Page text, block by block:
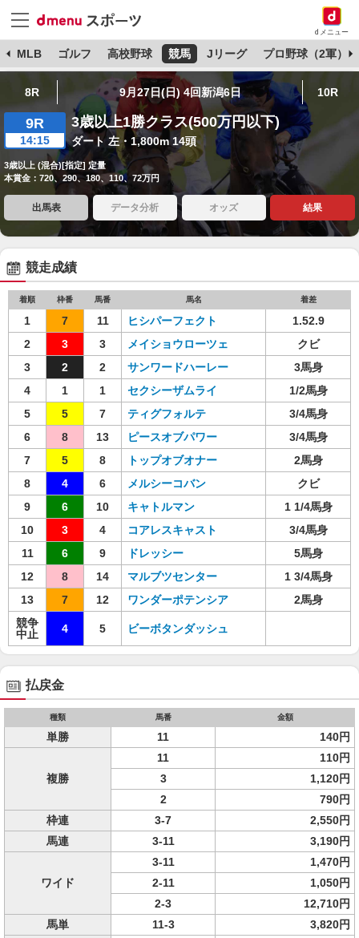
dメニュー
MLB ゴルフ 高校野球 競馬 Jリーグ プロ野球（2軍）
8R 9月27日(日) 4回新潟6日 10R
9R
14:15
3歳以上1勝クラス(500万円以下)
ダート 左・1,800m 14頭
3歳以上 (混合)[指定] 定量
本賞金：720、290、180、110、72万円
出馬表 データ分析 オッズ 結果
競走成績
着順 枠番 馬番 馬名 着差
1 7 11 ヒシパーフェクト
1.52.9
2
3 3 メイショウローツェ
クビ
3
2 2 サンワードハーレー
3馬身
4
1 1 セクシーザムライ
1/2馬身
5
5 7 ティグフォルテ
3/4馬身
6
8 13 ピースオブパワー
3/4馬身
7
5 8 トップオブオナー
2馬身
8
4 6 メルシーコバン
クビ
9
6 10 キャトルマン
1 1/4馬身
10
3 4 コアレスキャスト
3/4馬身
11
6 9 ドレッシー
5馬身
12
8 14 マルブツセンター
1 3/4馬身
13
7 12 ワンダーポテンシア
2馬身
競争
中止
4 5 ビーボタンダッシュ
払戻金
種類 馬番 金額
単勝 11 140円
複勝
11
110円
3
1,120円
2
790円
枠連
3-7
2,550円
馬連
3-11 3,190円
ワイド
3-11
1,470円
2-11
1,050円
2-3
12,710円
馬単
11-3
3,820円